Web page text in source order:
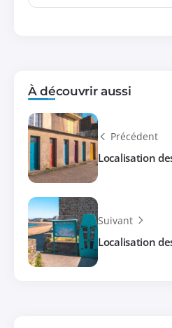
À découvrir aussi
Précédent
Localisation
Suivant
Localisation